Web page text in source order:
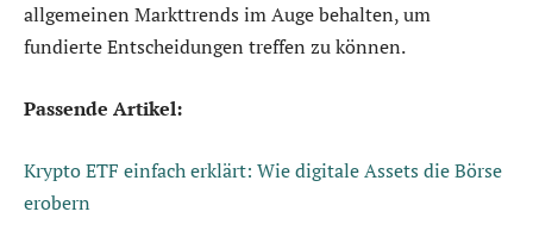
allgemeinen Markttrends im Auge behalten, um
fundierte Entscheidungen treffen zu können.
Passende Artikel:
Krypto ETF einfach erklärt: Wie digitale Assets die Börse
erobern